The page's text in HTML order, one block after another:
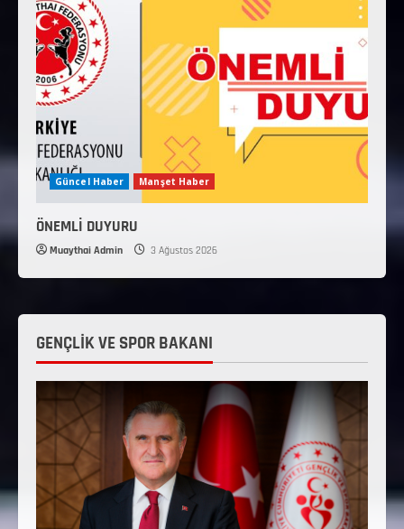
Güncel Haber Manşet Haber
ÖNEMLİ DUYURU
Muaythai Admin 3 Ağustos 2026
GENÇLİK VE SPOR BAKANI